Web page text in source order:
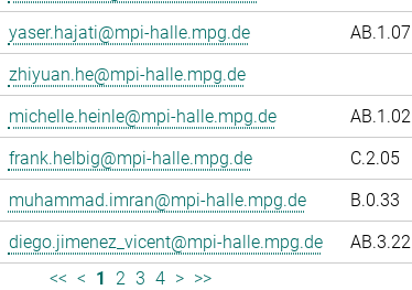
yaser.hajati@mpi-halle.mpg.de
AB.1.07
zhiyuan.he@mpi-halle.mpg.de
michelle.heinle@mpi-halle.mpg.de
AB.1.02
frank.helbig@mpi-halle.mpg.de
C.2.05
muhammad.imran@mpi-halle.mpg.de
B.0.33
diego.jimenez_vicent@mpi-halle.mpg.de
AB.3.22
<< < 1 2 3 4 > >>